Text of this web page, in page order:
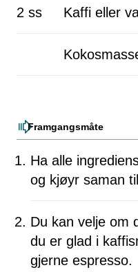
2 ss Kaffi eller
Framgangsmåte
Ha alle
og kjøyr saman
Du kan velje om
du er glad i
gjerne espresso.